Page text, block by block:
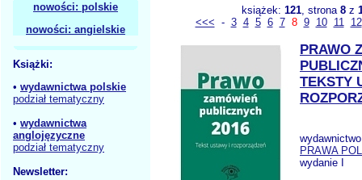
nowości: polskie
nowości: angielskie
Książki:
• wydawnictwa polskie
podział tematyczny
• wydawnictwa
anglojęzyczne
podział tematyczny
Newsletter:
książek: 121, strona 8z
<<< - 3 4 5 6 7 8 9 10 11 12
PRAWO
TEKSTY
PRAWA
wydanie I